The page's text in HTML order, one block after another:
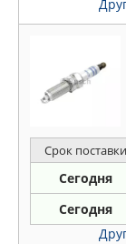
Срок поставки
Сегодня
Сегодня